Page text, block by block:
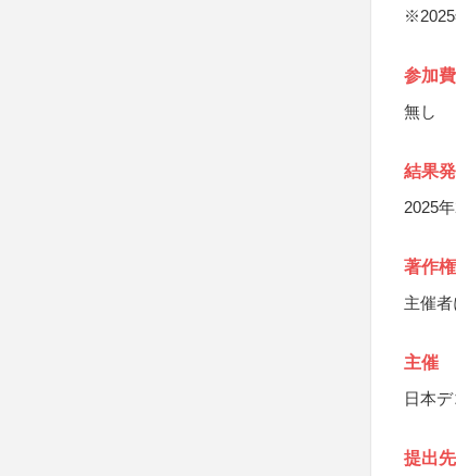
※2025
参加費
無し
結果
2025
著作
主催
主催
日本
提出